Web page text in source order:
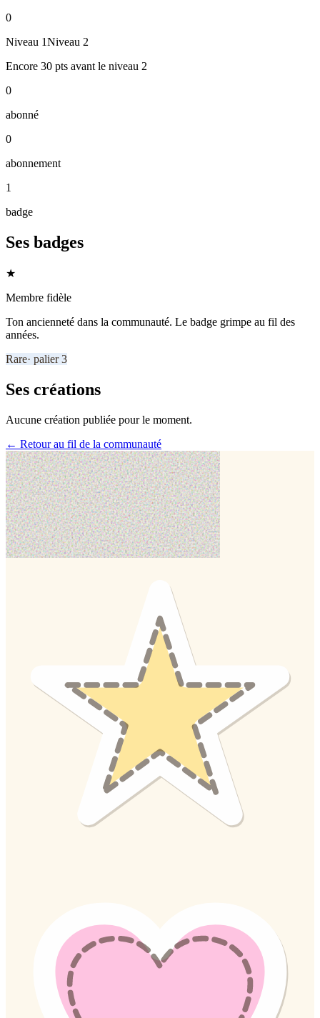
0
Niveau 1Niveau 2
Encore 30 pts avant le niveau 2
0
abonné
0
abonnement
1
badge
Ses badges
★
Membre fidèle
Ton ancienneté dans la communauté. Le badge grimpe au fil des
années.
Rare· palier3
Ses créations
Aucune création publiée pour le moment.
← Retour au fil de la communauté